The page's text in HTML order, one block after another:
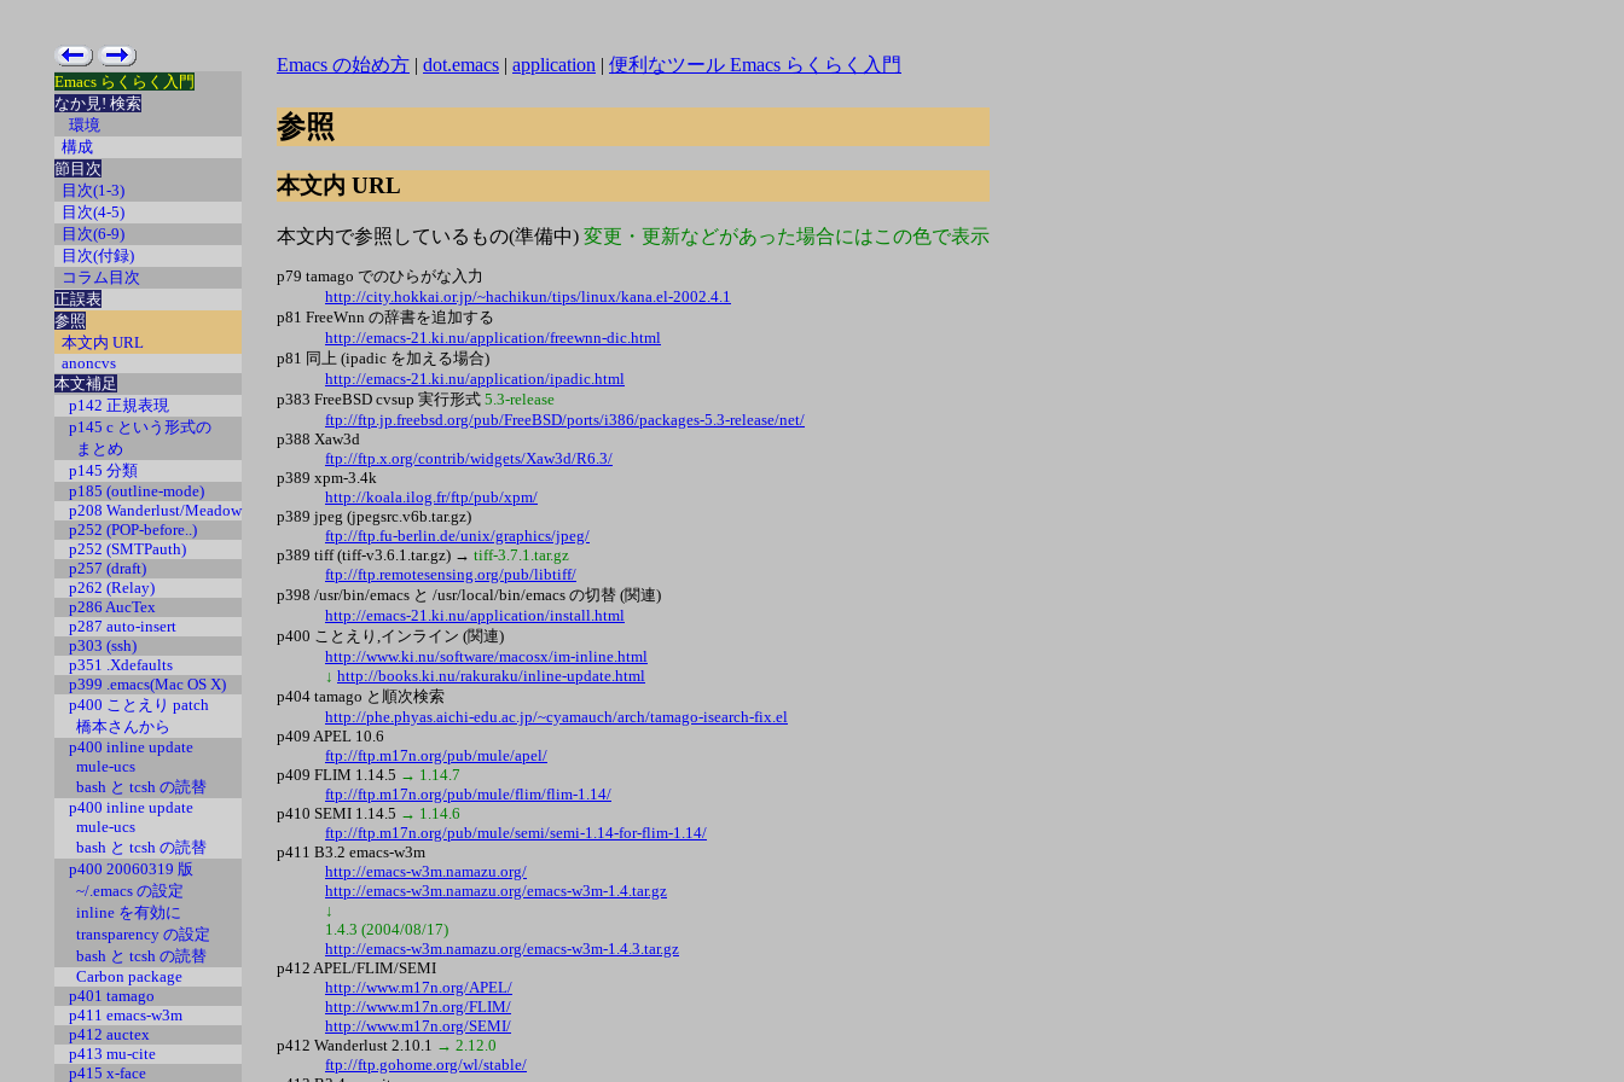
Emacs らくらく入門
なか見! 検索
環境
構成
節目次
目次(1-3)
目次(4-5)
目次(6-9)
目次(付録)
コラム目次
正誤表
参照
本文内 URL
anoncvs
本文補足
p142 正規表現
p145 c という形式の
まとめ
p145 分類
p185 (outline-mode)
p208 Wanderlust/Meadow
p252 (POP-before..)
p252 (SMTPauth)
p257 (draft)
p262 (Relay)
p286 AucTex
p287 auto-insert
p303 (ssh)
p351 .Xdefaults
p399 .emacs(Mac OS X)
p400 ことえり patch
橋本さんから
p400 inline update
mule-ucs
bash と tcsh の読替
p400 inline update
mule-ucs
bash と tcsh の読替
p400 20060319 版
~/.emacs の設定
inline を有効に
transparency の設定
bash と tcsh の読替
Carbon package
p401 tamago
p411 emacs-w3m
p412 auctex
p413 mu-cite
p415 x-face
Emacs の始め方 | dot.emacs | application | 便利なツール Emacs らくらく入門
参照
本文内 URL
本文内で参照しているもの(準備中) 変更・更新などがあった場合にはこの色で表示
p79 tamago でのひらがな入力
http://city.hokkai.or.jp/~hachikun/tips/linux/kana.el-2002.4.1
p81 FreeWnn の辞書を追加する
http://emacs-21.ki.nu/application/freewnn-dic.html
p81 同上 (ipadic を加える場合)
http://emacs-21.ki.nu/application/ipadic.html
p383 FreeBSD cvsup 実行形式 5.3-release
ftp://ftp.jp.freebsd.org/pub/FreeBSD/ports/i386/packages-5.3-release/net/
p388 Xaw3d
ftp://ftp.x.org/contrib/widgets/Xaw3d/R6.3/
p389 xpm-3.4k
http://koala.ilog.fr/ftp/pub/xpm/
p389 jpeg (jpegsrc.v6b.tar.gz)
ftp://ftp.fu-berlin.de/unix/graphics/jpeg/
p389 tiff (tiff-v3.6.1.tar.gz) → tiff-3.7.1.tar.gz
ftp://ftp.remotesensing.org/pub/libtiff/
p398 /usr/bin/emacs と /usr/local/bin/emacs の切替 (関連)
http://emacs-21.ki.nu/application/install.html
p400 ことえり,インライン (関連)
http://www.ki.nu/software/macosx/im-inline.html
↓ http://books.ki.nu/rakuraku/inline-update.html
p404 tamago と順次検索
http://phe.phyas.aichi-edu.ac.jp/~cyamauch/arch/tamago-isearch-fix.el
p409 APEL 10.6
ftp://ftp.m17n.org/pub/mule/apel/
p409 FLIM 1.14.5 → 1.14.7
ftp://ftp.m17n.org/pub/mule/flim/flim-1.14/
p410 SEMI 1.14.5 → 1.14.6
ftp://ftp.m17n.org/pub/mule/semi/semi-1.14-for-flim-1.14/
p411 B3.2 emacs-w3m
http://emacs-w3m.namazu.org/
http://emacs-w3m.namazu.org/emacs-w3m-1.4.tar.gz
↓
1.4.3 (2004/08/17)
http://emacs-w3m.namazu.org/emacs-w3m-1.4.3.tar.gz
p412 APEL/FLIM/SEMI
http://www.m17n.org/APEL/
http://www.m17n.org/FLIM/
http://www.m17n.org/SEMI/
p412 Wanderlust 2.10.1 → 2.12.0
ftp://ftp.gohome.org/wl/stable/